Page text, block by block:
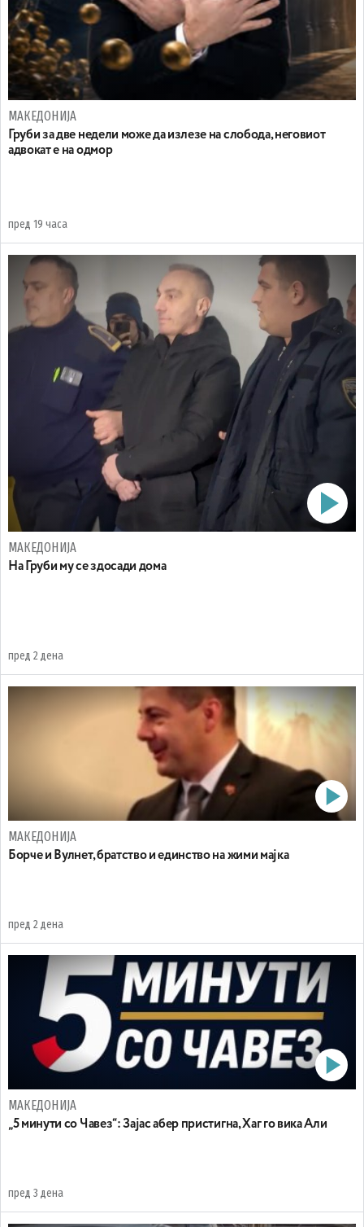
МАКЕДОНИЈА
Груби за две недели може да излезе на слобода, неговиот
адвокат е на одмор
пред 19 часа
МАКЕДОНИЈА
На Груби му се здосади дома
пред 2 дена
МАКЕДОНИЈА
Борче и Вулнет, братство и единство на жими мајка
пред 2 дена
МАКЕДОНИЈА
„5 минути со Чавез“: Зајас абер пристигна, Хаг го вика Али
пред 3 дена